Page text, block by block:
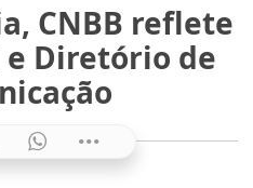
CNBB reflete
Diretório de